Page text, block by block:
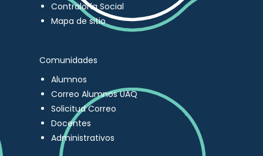
Contraloría Social
Mapa de sitio
Comunidades
Alumnos
Correo Alumnos UAQ
Solicitud Correo
Docentes
Administrativos